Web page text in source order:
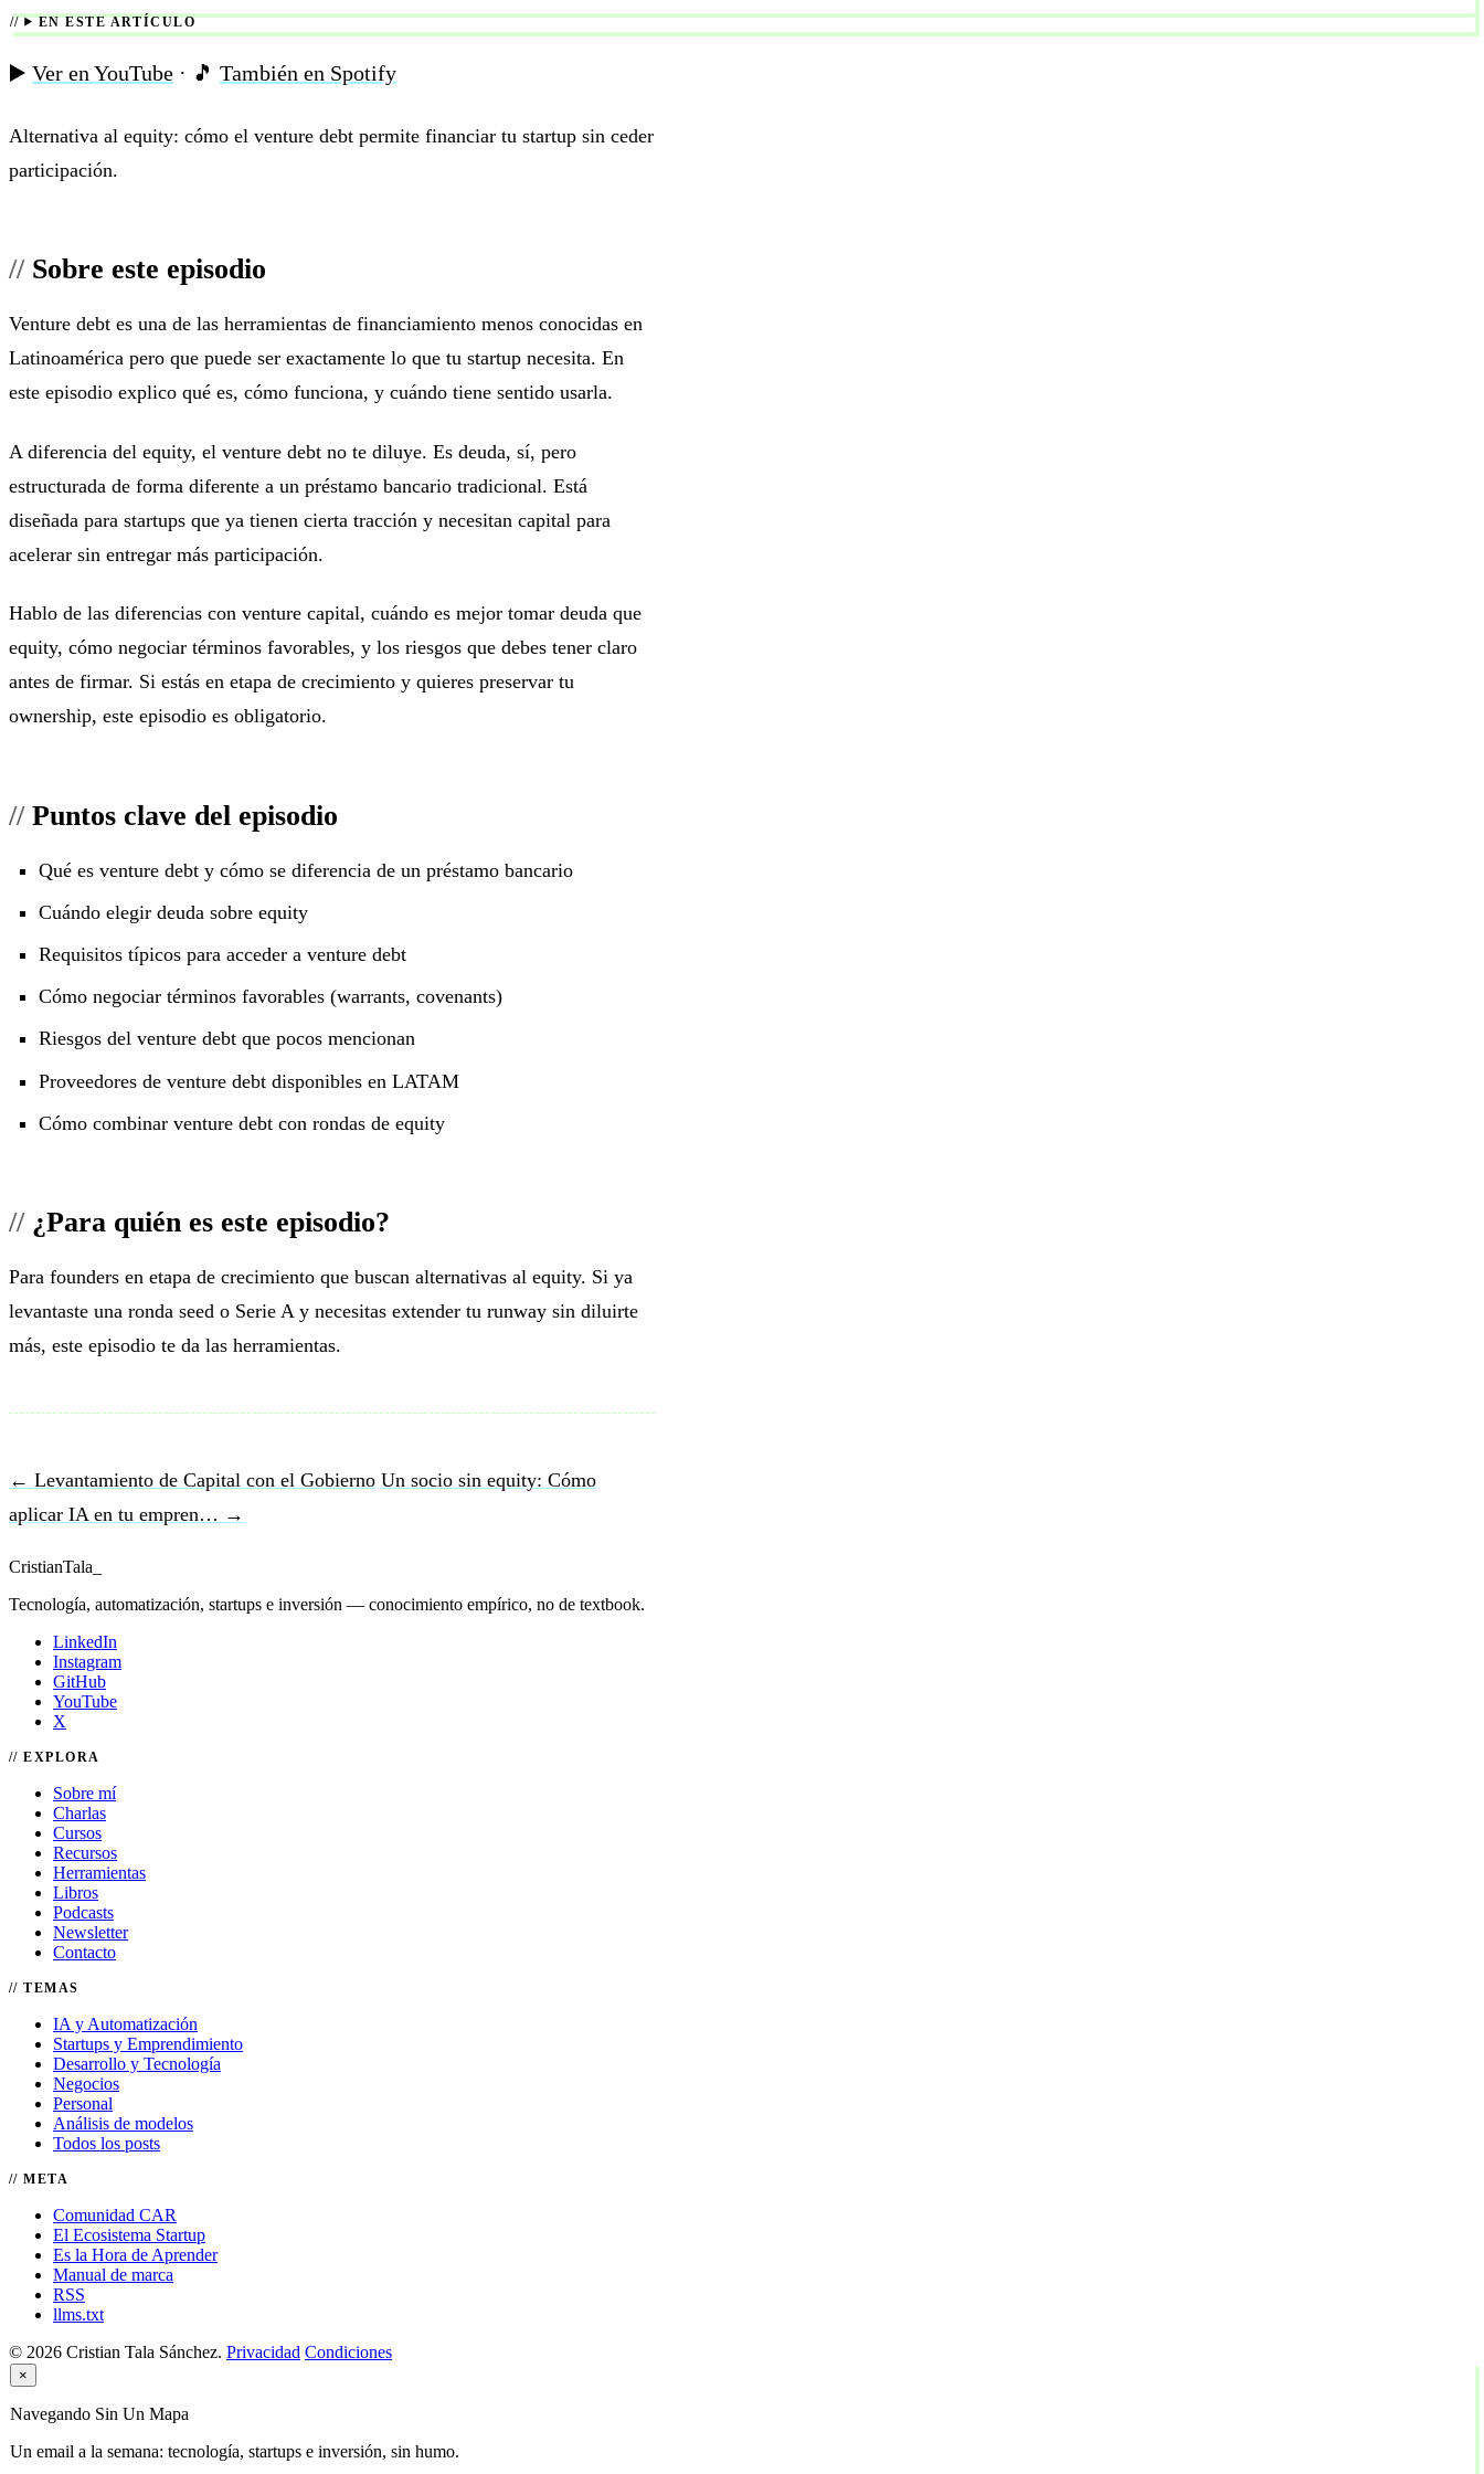
EN ESTE ARTÍCULO
▶️ Ver en YouTube · 🎵 También en Spotify
Alternativa al equity: cómo el venture debt permite financiar tu startup sin ceder
participación.
Sobre este episodio
Venture debt es una de las herramientas de financiamiento menos conocidas en
Latinoamérica pero que puede ser exactamente lo que tu startup necesita. En
este episodio explico qué es, cómo funciona, y cuándo tiene sentido usarla.
A diferencia del equity, el venture debt no te diluye. Es deuda, sí, pero
estructurada de forma diferente a un préstamo bancario tradicional. Está
diseñada para startups que ya tienen cierta tracción y necesitan capital para
acelerar sin entregar más participación.
Hablo de las diferencias con venture capital, cuándo es mejor tomar deuda que
equity, cómo negociar términos favorables, y los riesgos que debes tener claro
antes de firmar. Si estás en etapa de crecimiento y quieres preservar tu
ownership, este episodio es obligatorio.
Puntos clave del episodio
Qué es venture debt y cómo se diferencia de un préstamo bancario
Cuándo elegir deuda sobre equity
Requisitos típicos para acceder a venture debt
Cómo negociar términos favorables (warrants, covenants)
Riesgos del venture debt que pocos mencionan
Proveedores de venture debt disponibles en LATAM
Cómo combinar venture debt con rondas de equity
¿Para quién es este episodio?
Para founders en etapa de crecimiento que buscan alternativas al equity. Si ya
levantaste una ronda seed o Serie A y necesitas extender tu runway sin diluirte
más, este episodio te da las herramientas.
← Levantamiento de Capital con el Gobierno Un socio sin equity: Cómo
aplicar IA en tu empren… →
CristianTala
Tecnología, automatización, startups e inversión — conocimiento empírico, no de textbook.
LinkedIn
Instagram
GitHub
YouTube
X
EXPLORA
Sobre mí
Charlas
Cursos
Recursos
Herramientas
Libros
Podcasts
Newsletter
Contacto
TEMAS
IA y Automatización
Startups y Emprendimiento
Desarrollo y Tecnología
Negocios
Personal
Análisis de modelos
Todos los posts
META
Comunidad CAR
El Ecosistema Startup
Es la Hora de Aprender
Manual de marca
RSS
llms.txt
© 2026 Cristian Tala Sánchez. Privacidad Condiciones
×
Navegando Sin Un Mapa
Un email a la semana: tecnología, startups e inversión, sin humo.